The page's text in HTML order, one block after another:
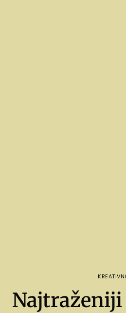
Najtraženiji